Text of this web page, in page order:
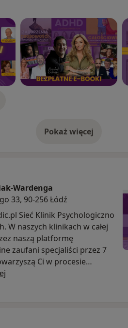
lękowe,
Pokaż więcejo doświadczeniu
Wardenga
33, 90-256 Łódź
Sieć Klinik Psychologiczno
W naszych klinikach w całej
naszą platformę
zaufani specjaliści przez 7
Ci w procesie
leczenia trudności